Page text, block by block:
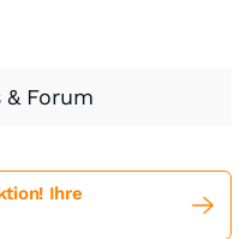
& Forum
Ihre